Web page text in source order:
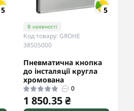
5
5
В наявності
Код товару: GROHE
38505000
Пневматична кнопка
до інсталяції кругла
хромована
0
1 850.35 ₴